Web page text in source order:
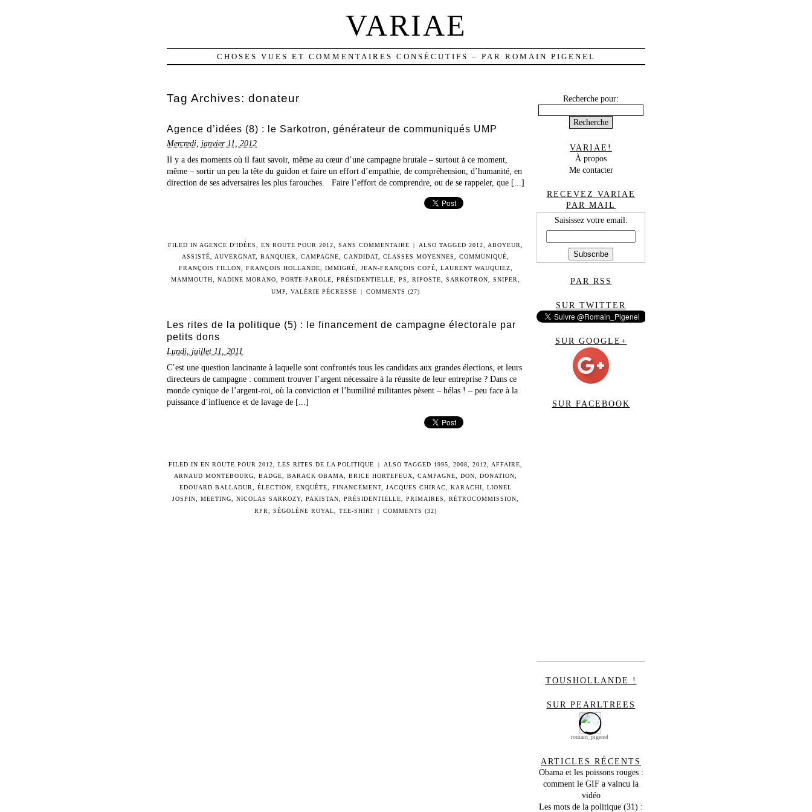
VARIAE
CHOSES VUES ET COMMENTAIRES CONSÉCUTIFS – PAR ROMAIN PIGENEL
Tag Archives: donateur
Agence d’idées (8) : le Sarkotron, générateur de communiqués UMP
Mercredi, janvier 11, 2012
Il y a des moments où il faut savoir, même au cœur d’une campagne brutale – surtout à ce moment,
même – sortir un peu la tête du guidon et faire un effort d’empathie, de compréhension, d’humanité, en
direction de ses adversaires les plus farouches. Faire l’effort de comprendre, ou de se rappeler, que [...]
FILED IN AGENCE D'IDÉES EN ROUTE POUR 2012 SANS COMMENTAIRE | ALSO TAGGED2012 ABOYEUR
ASSISTÉ
AUVERGNAT BANQUIER CAMPAGNE CANDIDAT CLASSES MOYENNES COMMUNIQUÉ
FRANÇOIS FILLON
FRANÇOIS HOLLANDE IMMIGRÉ JEAN-FRANÇOIS COPÉ LAURENT WAUQUIEZ
MAMMOUTH
NADINE MORANO PORTE-PAROLE PRÉSIDENTIELLE PS RIPOSTE SARKOTRON SNIPER
UMP
VALÉRIE PÉCRESSE | COMMENTS (27)
Les rites de la politique (5) : le financement de campagne électorale par
petits dons
Lundi, juillet 11, 2011
C’est une question lancinante à laquelle sont confrontés tous les candidats aux grandes élections, et leurs
directeurs de campagne : comment trouver l’argent nécessaire à la réussite de leur entreprise ? Dans ce
monde cynique de l’argent-roi, où la conviction et l’humilité militantes pèsent – hélas ! – peu face à la
puissance d’influence et de lavage de [...]
FILED INEN ROUTE POUR 2012 ,LES RITES DE LA POLITIQUE | ALSO TAGGED 1995 2008 2012 AFFAIRE
ARNAUD MONTEBOURG
BADGE BARACK OBAMA BRICE HORTEFEUX CAMPAGNE DON DONATION
EDOUARD BALLADUR
ÉLECTION ENQUÊTE FINANCEMENT JACQUES CHIRAC KARACHI
LIONEL
JOSPIN
MEETING NICOLAS SARKOZY PAKISTAN PRÉSIDENTIELLE PRIMAIRES RÉTROCOMMISSION
RPR
SÉGOLÈNE ROYAL TEE-SHIRT | COMMENTS (32)
Recherche pour:
VARIAE!
À propos
Me contacter
RECEVEZ VARIAE
PAR MAIL
Saisissez votre email:
PAR RSS
SUR TWITTER
SUR GOOGLE+
SUR FACEBOOK
TOUSHOLLANDE !
SUR PEARLTREES
romain_pigenel
ARTICLES RÉCENTS
Obama et les poissons rouges :
comment le GIF a vaincu la
vidéo
Les mots de la politique (31) :